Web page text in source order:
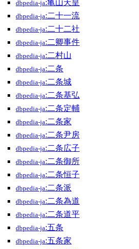
dbpedia-ja:亀山天皇
dbpedia-ja:二十一流
dbpedia-ja:二十二社
dbpedia-ja:二卿事件
dbpedia-ja:二村山
dbpedia-ja:二条
dbpedia-ja:二条城
dbpedia-ja:二条基弘
dbpedia-ja:二条定輔
dbpedia-ja:二条家
dbpedia-ja:二条尹房
dbpedia-ja:二条広子
dbpedia-ja:二条御所
dbpedia-ja:二条恒子
dbpedia-ja:二条派
dbpedia-ja:二条為道
dbpedia-ja:二条道平
dbpedia-ja:五条
dbpedia-ja:五条家